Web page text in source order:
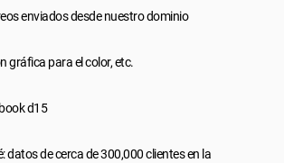
enviados desde nuestro dominio
gráfica para el color, etc.
d15
datos de cerca de 300,000 clientes en la